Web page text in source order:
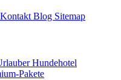
Kontakt Blog Sitemap
Hundehotel
Pakete